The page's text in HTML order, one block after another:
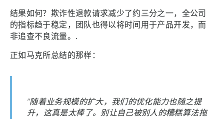
结果如何？欺诈性退款请求减少了约三分之一，全公司
的指标趋于稳定，团队也得以将时间用于产品开发，而
非追查不良流量。.
正如马克所总结的那样：
“随着业务规模的扩大，我们的优化能力也随之提
升，这真是太棒了。别让自己被别人的糟糕算法拖